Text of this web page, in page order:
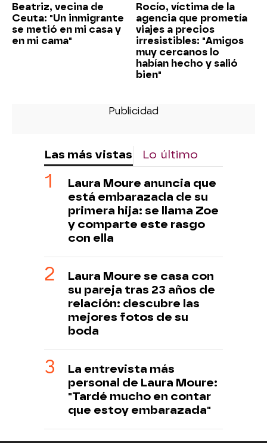
Beatriz, vecina de
Ceuta: "Un inmigrante
se metió en mi casa y
en mi cama"
Rocío, víctima de la
agencia que prometía
viajes a precios
irresistibles: "Amigos
muy cercanos lo
habían hecho y salió
bien"
Las más vistas Lo último
Laura Moure anuncia que
está embarazada de su
primera hija: se llama Zoe
y comparte este rasgo
con ella
Laura Moure se casa con
su pareja tras 23 años de
relación: descubre las
mejores fotos de su
boda
La entrevista más
personal de Laura Moure:
"Tardé mucho en contar
que estoy embarazada"